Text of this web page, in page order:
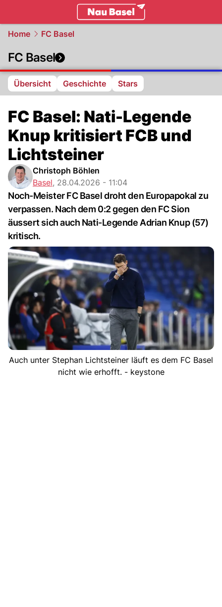
Home FC Basel
FC Basel
Übersicht Geschichte Stars
FC Basel: Nati-Legende
Knup kritisiert FCB und
Lichtsteiner
Christoph Böhlen
Basel, 28.04.2026 - 11:04
Noch-Meister FC Basel droht den Europapokal zu
verpassen. Nach dem 0:2 gegen den FC Sion
äussert sich auch Nati-Legende Adrian Knup (57)
kritisch.
Auch unter Stephan Lichtsteiner läuft es dem FC Basel
nicht wie erhofft. - keystone